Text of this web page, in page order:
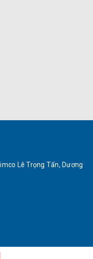
Lê Trọng Tấn, Dương